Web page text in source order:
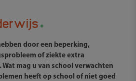
.
door een beperking,
of ziekte extra
mag u van school verwachten
heeft op school of niet goed